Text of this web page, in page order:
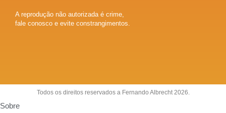
A reprodução não autorizada é crime,
fale conosco e evite constrangimentos.
Todos os direitos reservados a Fernando Albrecht 2026.
Sobre